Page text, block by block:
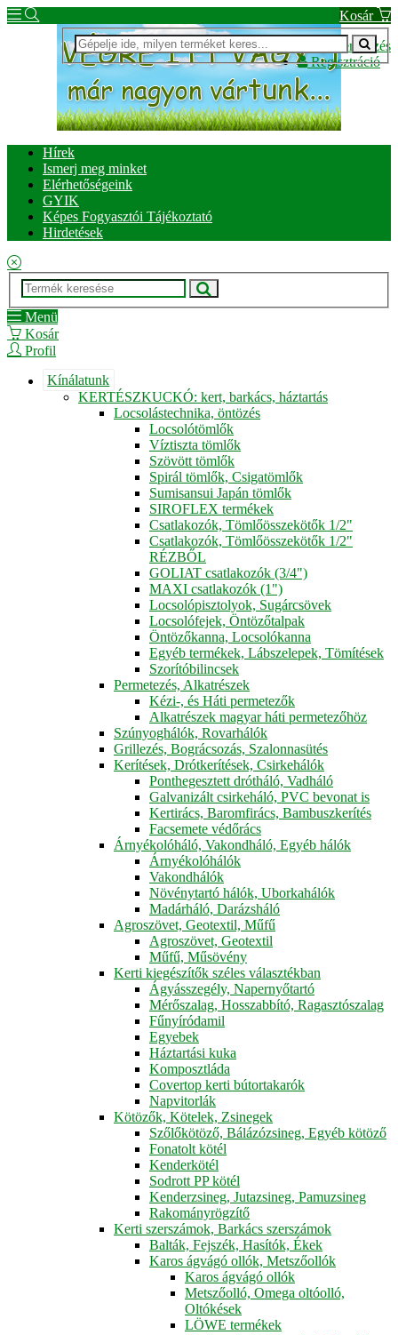
Kosár
Bejelentkezés
Regisztráció
Hírek
Ismerj meg minket
Elérhetőségeink
GYIK
Képes Fogyasztói Tájékoztató
Hirdetések
Menü
Kosár
Profil
Kínálatunk
KERTÉSZKUCKÓ: kert, barkács, háztartás
Locsolástechnika, öntözés
Locsolótömlők
Víztiszta tömlők
Szövött tömlők
Spirál tömlők, Csigatömlők
Sumisansui Japán tömlők
SIROFLEX termékek
Csatlakozók, Tömlőösszekötők 1/2"
Csatlakozók, Tömlőösszekötők 1/2"
RÉZBŐL
GOLIAT csatlakozók (3/4")
MAXI csatlakozók (1")
Locsolópisztolyok, Sugárcsövek
Locsolófejek, Öntözőtalpak
Öntözőkanna, Locsolókanna
Egyéb termékek, Lábszelepek, Tömítések
Szorítóbilincsek
Permetezés, Alkatrészek
Kézi-, és Háti permetezők
Alkatrészek magyar háti permetezőhöz
Szúnyoghálók, Rovarhálók
Grillezés, Bográcsozás, Szalonnasütés
Kerítések, Drótkerítések, Csirkehálók
Ponthegesztett drótháló, Vadháló
Galvanizált csirkeháló, PVC bevonat is
Kertirács, Baromfirács, Bambuszkerítés
Facsemete védőrács
Árnyékolóháló, Vakondháló, Egyéb hálók
Árnyékolóhálók
Vakondhálók
Növénytartó hálók, Uborkahálók
Madárháló, Darázsháló
Agroszövet, Geotextil, Műfű
Agroszövet, Geotextil
Műfű, Műsövény
Kerti kiegészítők széles választékban
Ágyásszegély, Napernyőtartó
Mérőszalag, Hosszabbító, Ragasztószalag
Fűnyíródamil
Egyebek
Háztartási kuka
Komposztláda
Covertop kerti bútortakarók
Napvitorlák
Kötözők, Kötelek, Zsinegek
Szőlőkötöző, Bálázózsineg, Egyéb kötöző
Fonatolt kötél
Kenderkötél
Sodrott PP kötél
Kenderzsineg, Jutazsineg, Pamuzsineg
Rakományrögzítő
Kerti szerszámok, Barkács szerszámok
Balták, Fejszék, Hasítók, Ékek
Karos ágvágó ollók, Metszőollók
Karos ágvágó ollók
Metszőolló, Omega oltóolló,
Oltókések
LÖWE termékek